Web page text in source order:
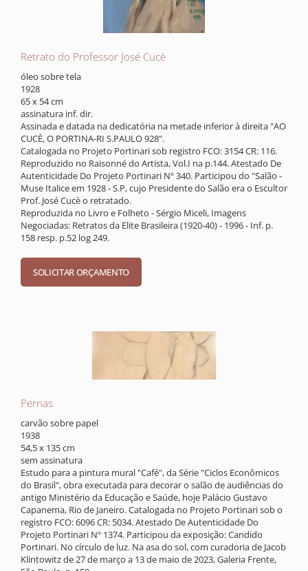
Retrato do Professor José Cucè
óleo sobre tela
1928
65 x 54 cm
assinatura inf. dir.
Assinada e datada na dedicatória na metade inferior à direita "AO
CUCÈ, O PORTINA-RI S.PAULO 928".
Catalogada no Projeto Portinari sob registro FCO: 3154 CR: 116.
Reproduzido no Raisonné do Artista, Vol.I na p.144. Atestado De
Autenticidade Do Projeto Portinari Nº 340. Participou do "Salão -
Muse Italice em 1928 - S.P, cujo Presidente do Salão era o Escultor
Prof. José Cucè o retratado.
Reproduzida no Livro e Folheto - Sérgio Miceli, Imagens
Negociadas: Retratos da Elite Brasileira (1920-40) - 1996 - Inf. p.
158 resp. p.52 log 249.
Pernas
carvão sobre papel
1938
54,5 x 135 cm
sem assinatura
Estudo para a pintura mural "Café", da Série "Ciclos Econômicos
do Brasil", obra executada para decorar o salão de audiências do
antigo Ministério da Educação e Saúde, hoje Palácio Gustavo
Capanema, Rio de Janeiro. Catalogada no Projeto Portinari sob o
registro FCO: 6096 CR: 5034. Atestado De Autenticidade Do
Projeto Portinari Nº 1374. Participou da exposição: Candido
Portinari. No círculo de luz. Na asa do sol, com curadoria de Jacob
Klintowitz de 27 de março a 13 de maio de 2023, Galeria Frente,